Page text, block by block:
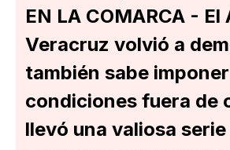
EN LA COMARCA - El
Veracruz volvió a
también sabe imponer
condiciones fuera de
llevó una valiosa serie